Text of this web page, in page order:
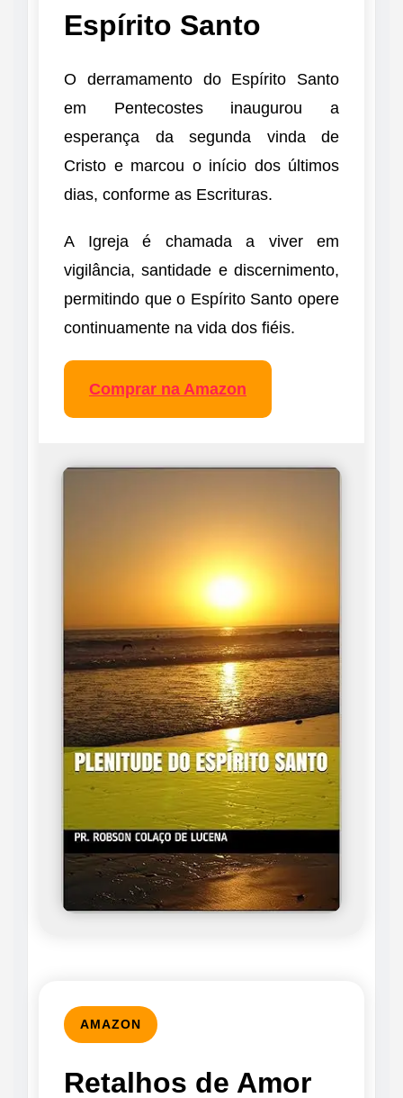
Espírito Santo
O derramamento do Espírito Santo
em Pentecostes inaugurou a
esperança da segunda vinda de
Cristo e marcou o início dos últimos
dias, conforme as Escrituras.
A Igreja é chamada a viver em
vigilância, santidade e discernimento,
permitindo que o Espírito Santo opere
continuamente na vida dos fiéis.
Comprar na Amazon
AMAZON
Retalhos de Amor